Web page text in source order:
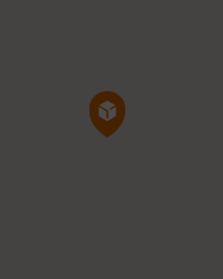
Pin de la carte